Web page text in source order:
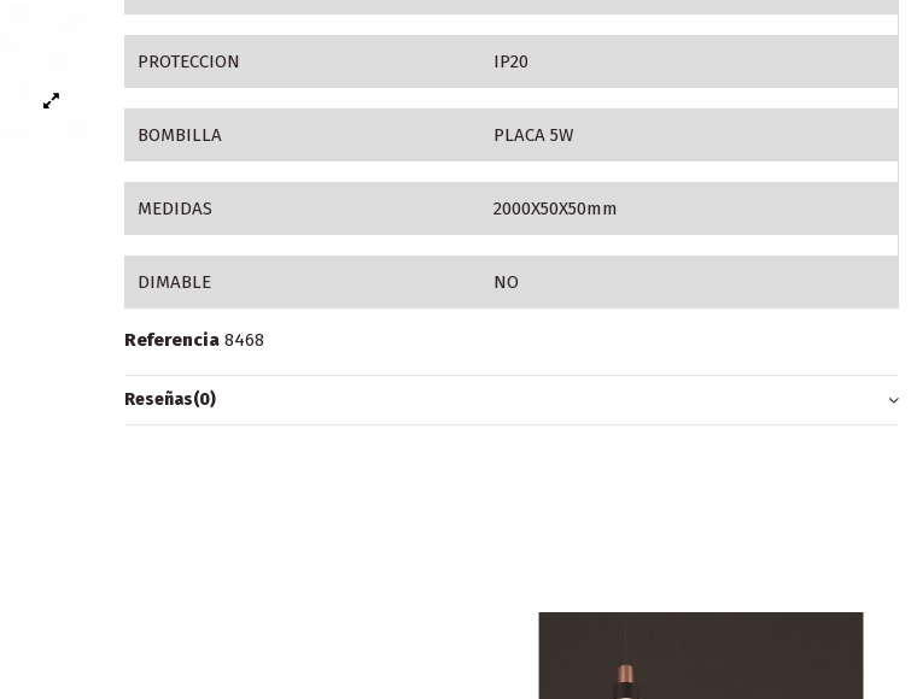
PROTECCION IP20
BOMBILLA PLACA 5W
MEDIDAS 2000X50X50mm
DIMABLE NO
Referencia 8468
Reseñas(0)